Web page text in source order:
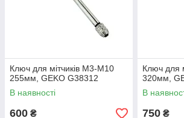
Ключ для мітчиків М3-М10
255мм, GEKO G38312
В наявності
600 ₴
Ключ для
320мм,
В
750 ₴